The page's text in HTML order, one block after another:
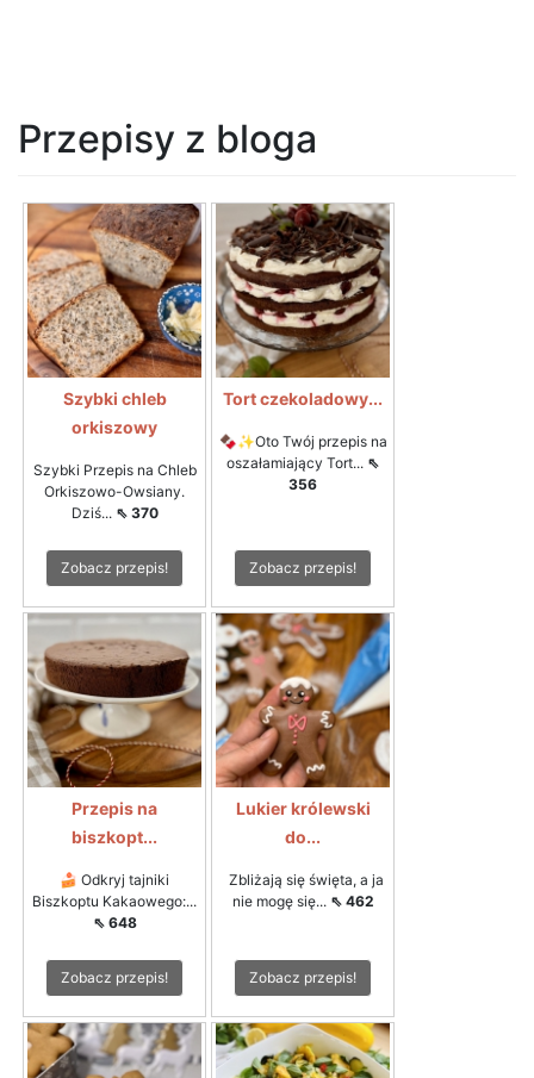
Przepisy z bloga
Szybki chleb
orkiszowy
Szybki Przepis na Chleb
Orkiszowo-Owsiany.
Dziś... ⇖ 370
Zobacz przepis!
Tort czekoladowy...
🍫✨Oto Twój przepis na
oszałamiający Tort... ⇖
356
Zobacz przepis!
Przepis na
biszkopt...
🍰 Odkryj tajniki
Biszkoptu Kakaowego:...
⇖ 648
Zobacz przepis!
Lukier królewski
do...
Zbliżają się święta, a ja
nie mogę się... ⇖ 462
Zobacz przepis!